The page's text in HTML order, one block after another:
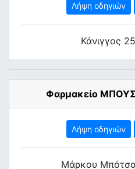
Λήψη οδηγιών
Κάνιγγος
Φαρμακείο
Λήψη οδηγιών
Μάρκου